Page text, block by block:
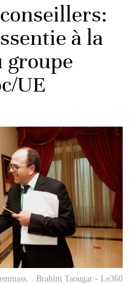
à la
groupe
UE
. Brahim Taougar - Le360